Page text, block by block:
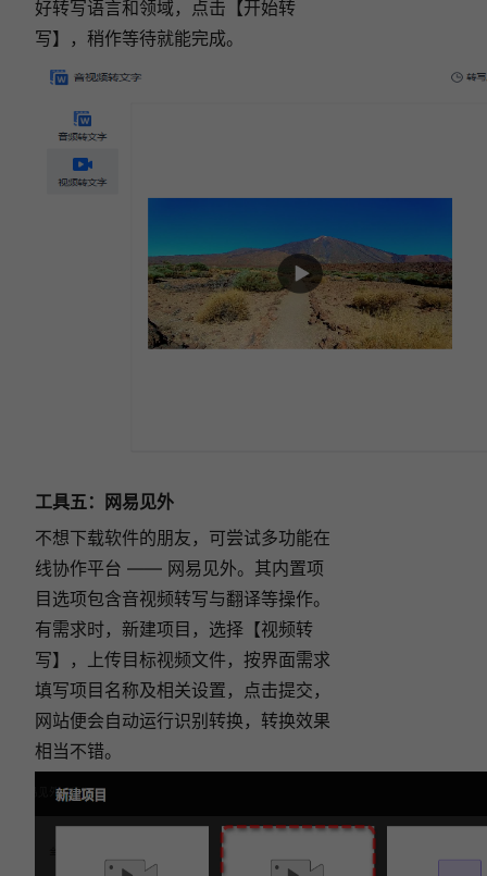
好转写语言和领域，点击【开始转
写】，稍作等待就能完成。
工具五：
网易见外
不想下载软件的朋友，可尝试多功能在
线协作平台 —— 网易见外。其内置项
目选项包含音视频转写与翻译等操作。
有需求时，新建项目，选择【视频转
写】，上传目标视频文件，按界面需求
填写项目名称及相关设置，点击提交，
网站便会自动运行识别转换，转换效果
相当不错。